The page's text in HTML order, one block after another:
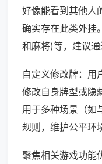
好像能看到其他人
确实存在此类外挂
和麻将)等，建议通
自定义修改牌：用
修改自身牌型或隐
用于多种场景（如
规则，维护公平环
聚焦相关游戏功能